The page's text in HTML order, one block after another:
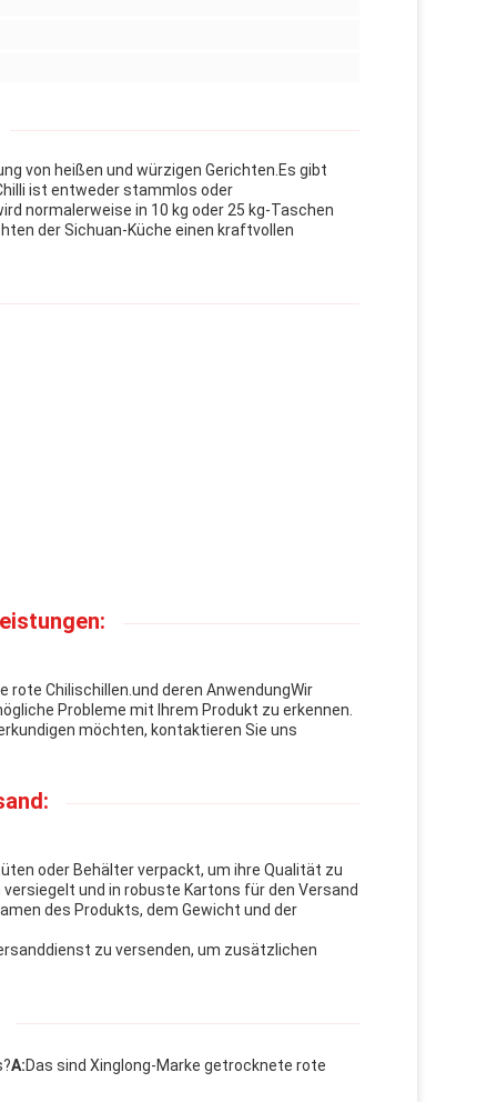
von heißen und würzigen Gerichten.Es gibt
ist entweder stammlos oder
normalerweise in 10 kg oder 25 kg-Taschen
der Sichuan-Küche einen kraftvollen
Chilischillen.und deren AnwendungWir
Probleme mit Ihrem Produkt zu erkennen.
möchten, kontaktieren Sie uns
oder Behälter verpackt, um ihre Qualität zu
und in robuste Kartons für den Versand
des Produkts, dem Gewicht und der
zu versenden, um zusätzlichen
A:Das sind Xinglong-Marke getrocknete rote